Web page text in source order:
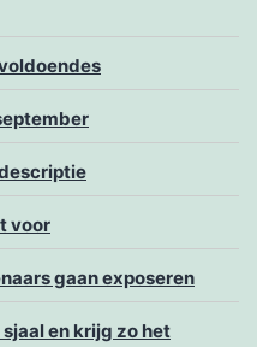
voor
gaan exposeren
en krijg zo het